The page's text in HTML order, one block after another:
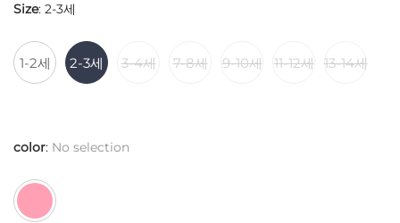
Size: 2-3세
1-2세 2-3세 3-4세 7-8세 9-10세 11-12세 13-14세
color: No selection